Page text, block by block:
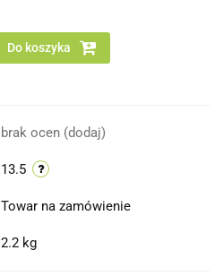
Do koszyka
brak ocen (dodaj)
13.5
Towar na zamówienie
2.2 kg